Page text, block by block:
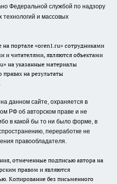
Федеральной службой по надзору
и массовых
портале «oren1.ru» сотрудниками
и читателями, являются объектами
на указанные материалы
правах на результаты
данном сайте, охраняется в
РФ об авторском праве и не
в какой бы то ни было форме, в
переработке не
правообладателя.
отмеченные подписью автора на
правом и являются
Копирование без письменного